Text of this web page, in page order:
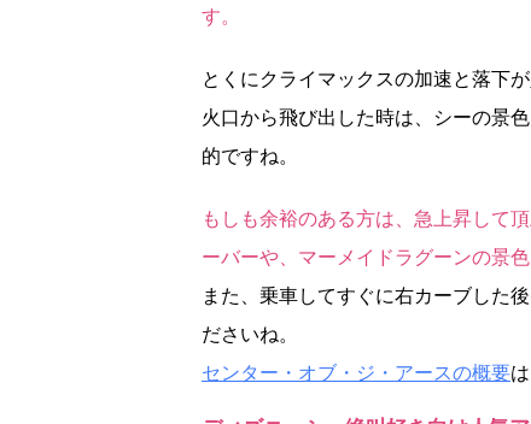
す。
とくにクライマックスの加速と落下
火口から飛び出した時は、シーの景
的ですね。
もしも余裕のある方は、急上昇して
ーバーや、マーメイドラグーンの景
また、乗車してすぐに右カーブした
ださいね。
センター・オブ・ジ・アースの概要